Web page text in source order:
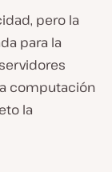
pero la
para la
computación
la